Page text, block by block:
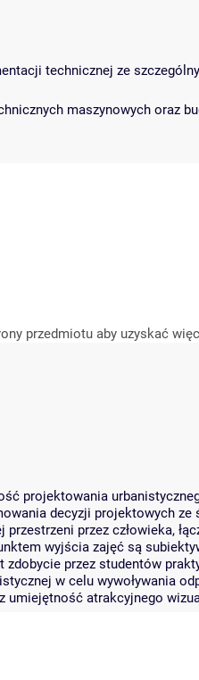
technicznej ze
maszynowych oraz
przedmiotu aby uzyskać
projektowania
decyzji projektowych ze
przez człowieka,
wyjścia zajęć są
zdobycie przez studentów
w celu wywoływania
atrakcyjnego